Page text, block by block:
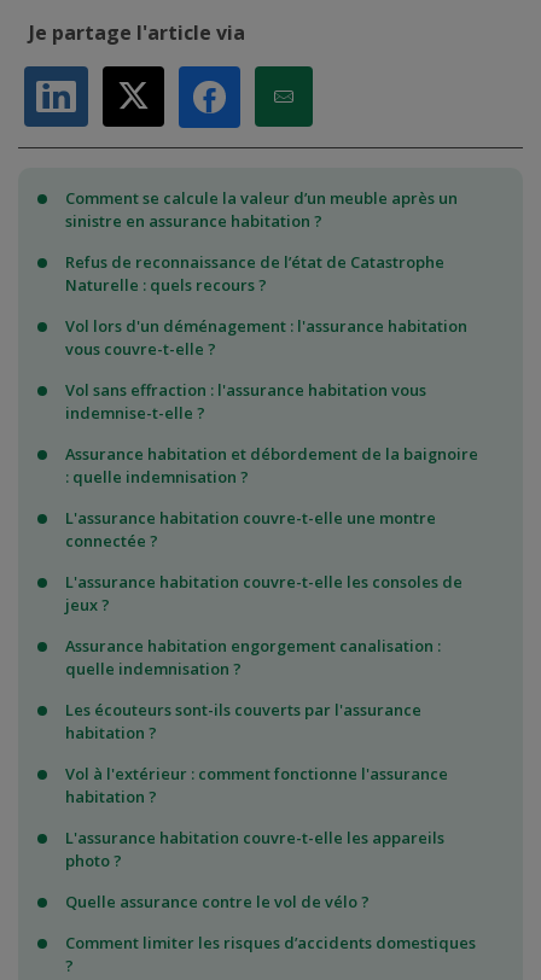
Je partage l'article via
Partager sur LinkedIn
Partager sur XPartager sur Facebook
Partager par Email
Comment se calcule la valeur d’un meuble après un
sinistre en assurance habitation ?
Refus de reconnaissance de l’état de Catastrophe
Naturelle : quels recours ?
Vol lors d'un déménagement : l'assurance habitation
vous couvre-t-elle ?
Vol sans effraction : l'assurance habitation vous
indemnise-t-elle ?
Assurance habitation et débordement de la baignoire
: quelle indemnisation ?
L'assurance habitation couvre-t-elle une montre
connectée ?
L'assurance habitation couvre-t-elle les consoles de
jeux ?
Assurance habitation engorgement canalisation :
quelle indemnisation ?
Les écouteurs sont-ils couverts par l'assurance
habitation ?
Vol à l'extérieur : comment fonctionne l'assurance
habitation ?
L'assurance habitation couvre-t-elle les appareils
photo ?
Quelle assurance contre le vol de vélo ?
Comment limiter les risques d’accidents domestiques
?